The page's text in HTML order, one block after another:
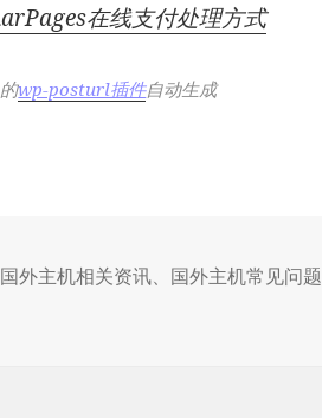
在线支付处理方式
wp-posturl插件自动生成
分
国外主机相关资讯、 国外主机常见问题